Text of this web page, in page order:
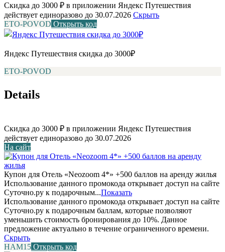
Скидка до 3000 ₽ в приложении Яндекс Путешествия
действует единоразово до 30.07.2026 Скрыть
ETO-POVOD Открыть код
Яндекс Путешествия скидка до 3000₽
ETO-POVOD
Details
Скидка до 3000 ₽ в приложении Яндекс Путешествия
действует единоразово до 30.07.2026
На сайт
Купон для Отель «Neozoom 4*» +500 баллов на аренду жилья
Использование данного промокода открывает доступ на сайте
Суточно.ру к подарочным...Показать
Использование данного промокода открывает доступ на сайте
Суточно.ру к подарочным баллам, которые позволяют
уменьшить стоимость бронирования до 10%. Данное
предложение актуально в течение ограниченного времени.
Скрыть
НАМ15 Открыть код